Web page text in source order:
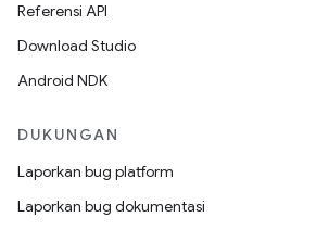
Referensi API
Download Studio
Android NDK
DUKUNGAN
Laporkan bug platform
Laporkan bug dokumentasi